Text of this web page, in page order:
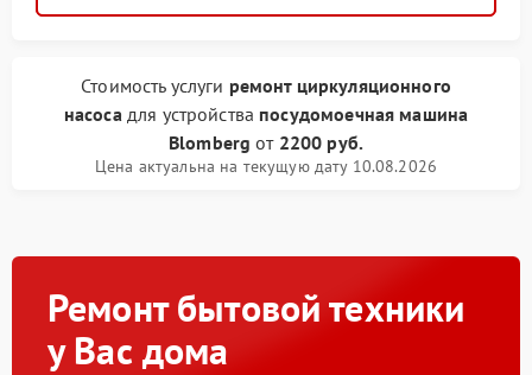
Стоимость услуги ремонт циркуляционного
насосадля устройства посудомоечная машина
Blomberg от 2200 руб.
Цена актуальна на текущую дату 10.08.2026
Ремонт бытовой техники
у Вас дома